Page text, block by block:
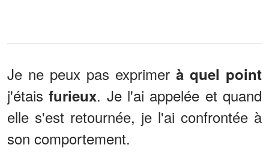
Je ne peux pas exprimer à quel point
j'étaisfurieux. Je l'ai appelée et quand
elle s'est retournée, je l'ai confrontée à
son comportement.